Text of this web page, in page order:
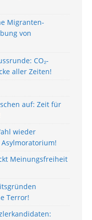
Migranten-
von
CO₂-
aller Zeiten!
auf: Zeit für
wieder
Meinungsfreiheit
Terror!